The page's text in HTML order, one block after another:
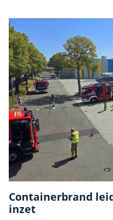
Containerbrand
inzet